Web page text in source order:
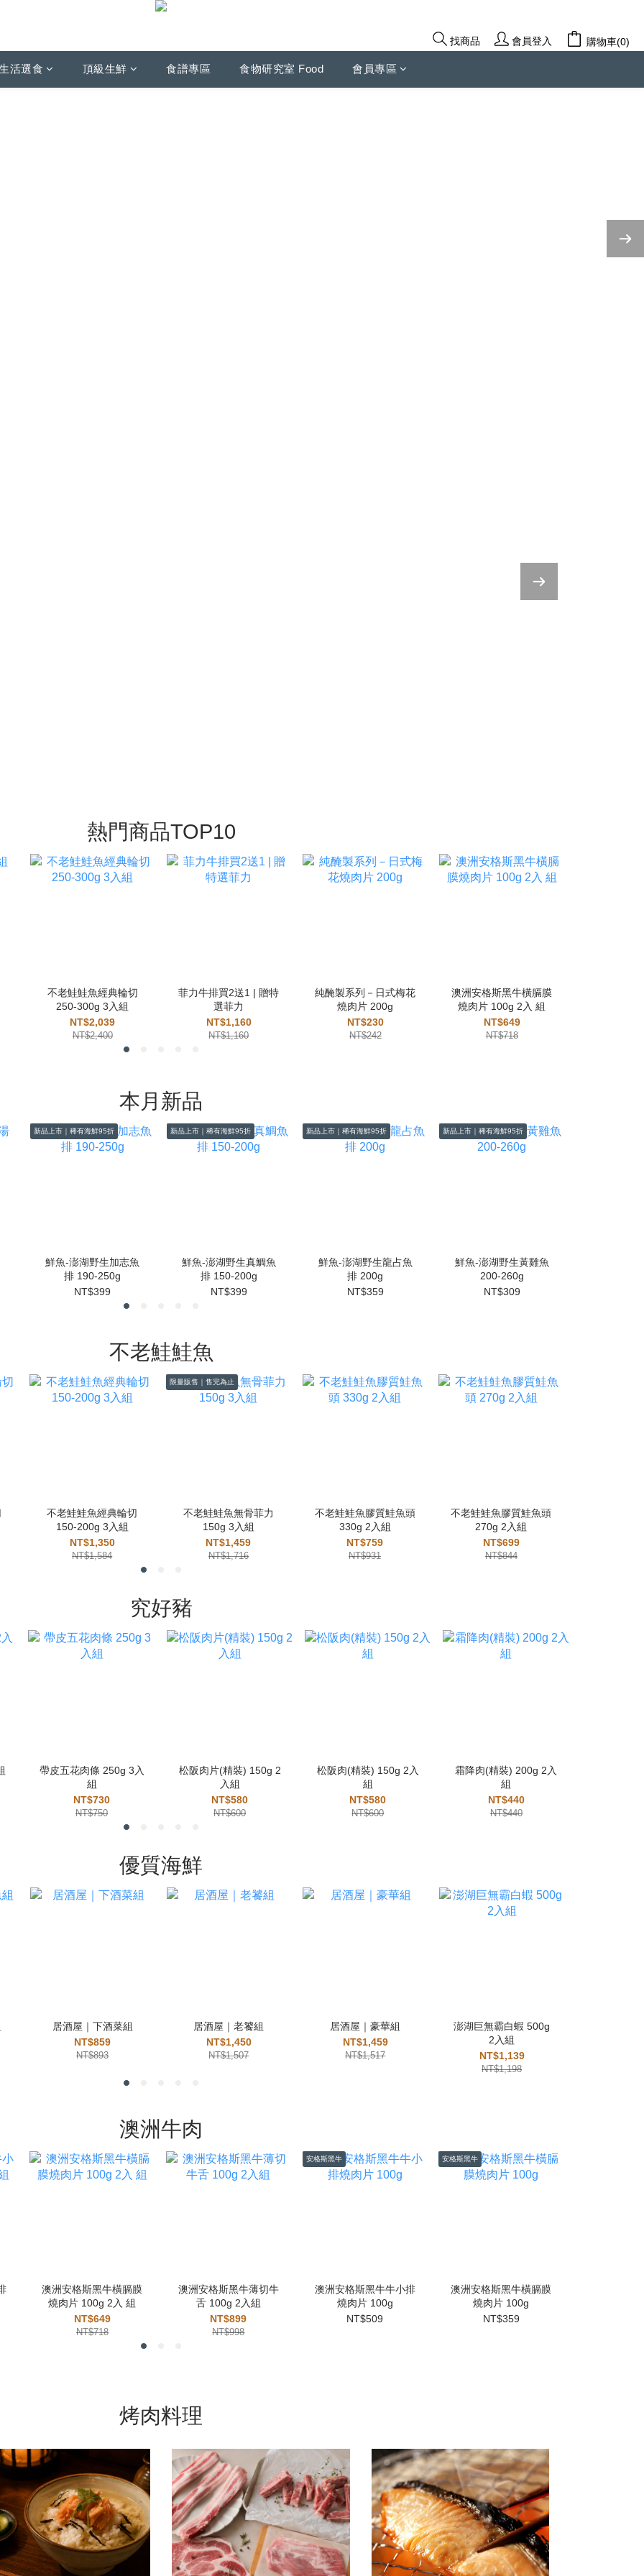
找商品 會員登入 購物車(0)
活選食 頂級生鮮 食譜專區 食物研究室 Food 會員專區
熱門商品TOP10
不老鮭鮭魚經典輪切
250-300g 3入組
NT$2,039
NT$2,400
菲力牛排買2送1 | 贈特
選菲力
NT$1,160
NT$1,160
純醃製系列－日式梅花
燒肉片 200g
NT$230
NT$242
澳洲安格斯黑牛橫膈膜
燒肉片 100g 2入 組
NT$649
NT$718
本月新品
新品上市｜稀有海鮮95折
鮮魚-澎湖野生加志魚
排 190-250g
NT$399
新品上市｜稀有海鮮95折
鮮魚-澎湖野生真鯛魚
排 150-200g
NT$399
新品上市｜稀有海鮮95折
鮮魚-澎湖野生龍占魚
排 200g
NT$359
新品上市｜稀有海鮮95折
鮮魚-澎湖野生黃雞魚
200-260g
NT$309
不老鮭鮭魚
不老鮭鮭魚經典輪切
150-200g 3入組
NT$1,350
NT$1,584
限量販售｜售完為止
不老鮭鮭魚無骨菲力
150g 3入組
NT$1,459
NT$1,716
不老鮭鮭魚膠質鮭魚頭
330g 2入組
NT$759
NT$931
不老鮭鮭魚膠質鮭魚頭
270g 2入組
NT$699
NT$844
究好豬
帶皮五花肉條 250g 3入
組
NT$730
NT$750
松阪肉片(精裝) 150g 2
入組
NT$580
NT$600
松阪肉(精裝) 150g 2入
組
NT$580
NT$600
霜降肉(精裝) 200g 2入
組
NT$440
NT$440
優質海鮮
居酒屋｜下酒菜組
NT$859
NT$893
居酒屋｜老饕組
NT$1,450
NT$1,507
居酒屋｜豪華組
NT$1,459
NT$1,517
澎湖巨無霸白蝦 500g
2入組
NT$1,139
NT$1,198
澳洲牛肉
澳洲安格斯黑牛橫膈膜
燒肉片 100g 2入 組
NT$649
NT$718
澳洲安格斯黑牛薄切牛
舌 100g 2入組
NT$899
NT$998
安格斯黑牛
澳洲安格斯黑牛牛小排
燒肉片 100g
NT$509
安格斯黑牛
澳洲安格斯黑牛橫膈膜
燒肉片 100g
NT$359
烤肉料理